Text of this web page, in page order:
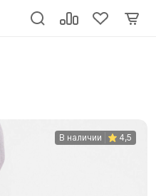
В наличии 4,5